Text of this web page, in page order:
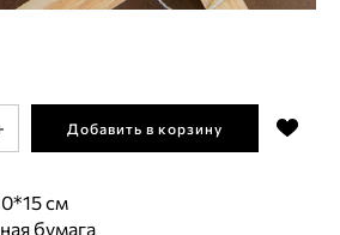
Добавить в корзину
см
бумага